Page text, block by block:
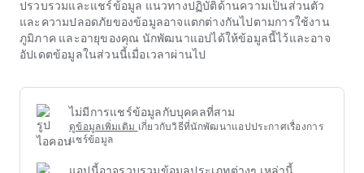
เด่นdk7.com สล็อตทัวร์นาเมนต์มักเน้นไปที่น้ำใจนักกีฬา ศิลปะ
และความยุติธรรม ผู้จัดงานdk7.com สล็อตจะยึดถือเกณฑ์ด้าน
สุขภาพและสภาพร่างกายของไก่ชนก่อนเข้าร่วมการแข่งขันเสมอ
เพื่อรับรองความเป็นมนุษย์และความยั่งยืนของประเพณีนี้ สิ่งนี้
ปรวบรวมและแชร์ข้อมูล แนวทางปฏิบัติด้านความเป็นส่วนตัว
และความปลอดภัยของข้อมูลอาจแตกต่างกันไปตามการใช้งาน
ภูมิภาค และอายุของคุณ นักพัฒนาแอปได้ให้ข้อมูลนี้ไว้และอาจ
อัปเดตข้อมูลในส่วนนี้เมื่อเวลาผ่านไป
ไม่มีการแชร์ข้อมูลกับบุคคลที่สาม
ดูข้อมูลเพิ่มเติม เกี่ยวกับวิธีที่นักพัฒนาแอปประกาศเรื่องการ
แชร์ข้อมูล